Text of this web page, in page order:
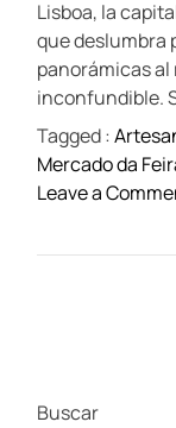
Lisboa, la
que deslumbra
panorámicas al
inconfundible.
Tagged :
Mercado da
Leave a
Buscar